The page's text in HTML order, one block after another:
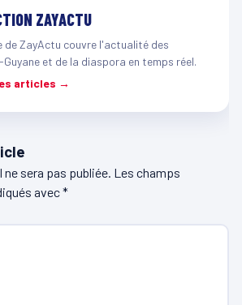
ZAYACTU
de ZayActu couvre l'actualité des
et de la diaspora en temps réel.
articles →
sera pas publiée. Les champs
avec*